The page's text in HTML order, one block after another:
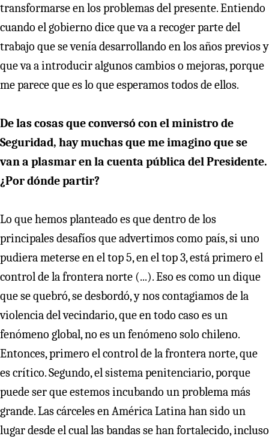
transformarse en los problemas del presente. Entiendo
cuando el gobierno dice que va a recoger parte del
trabajo que se venía desarrollando en los años previos y
que va a introducir algunos cambios o mejoras, porque
me parece que es lo que esperamos todos de ellos.
De las cosas que conversó con el ministro de
Seguridad, hay muchas que me imagino que se
van a plasmar en la cuenta pública del Presidente.
¿Por dónde partir?
Lo que hemos planteado es que dentro de los
principales desafíos que advertimos como país, si uno
pudiera meterse en el top 5, en el top 3, está primero el
control de la frontera norte (...). Eso es como un dique
que se quebró, se desbordó, y nos contagiamos de la
violencia del vecindario, que en todo caso es un
fenómeno global, no es un fenómeno solo chileno.
Entonces, primero el control de la frontera norte, que
es crítico. Segundo, el sistema penitenciario, porque
puede ser que estemos incubando un problema más
grande. Las cárceles en América Latina han sido un
lugar desde el cual las bandas se han fortalecido, incluso